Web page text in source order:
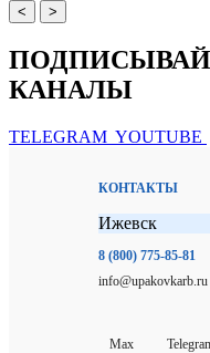
< >
КАНАЛЫ
TELEGRAM YOUTUBE
КОНТАКТЫ
Ижевск
8 (800) 775-85-81
info@upakovkarb.ru
Max